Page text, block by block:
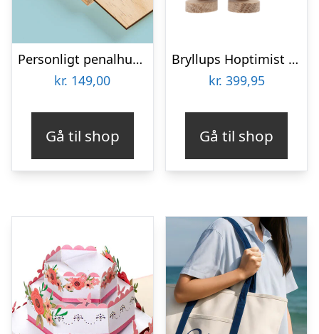
Personligt penalhus med foto & tekst
kr. 149,00
Gå til shop
Bryllups Hoptimist Brud – small
kr. 399,95
Gå til shop